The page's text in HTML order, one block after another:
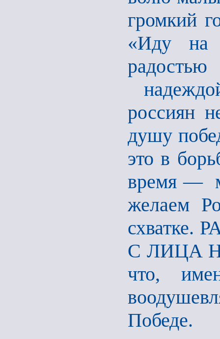
громкий
«Иду на
россиян
душу
это в
время —
желаем
С ЛИЦА
что,
Победе.